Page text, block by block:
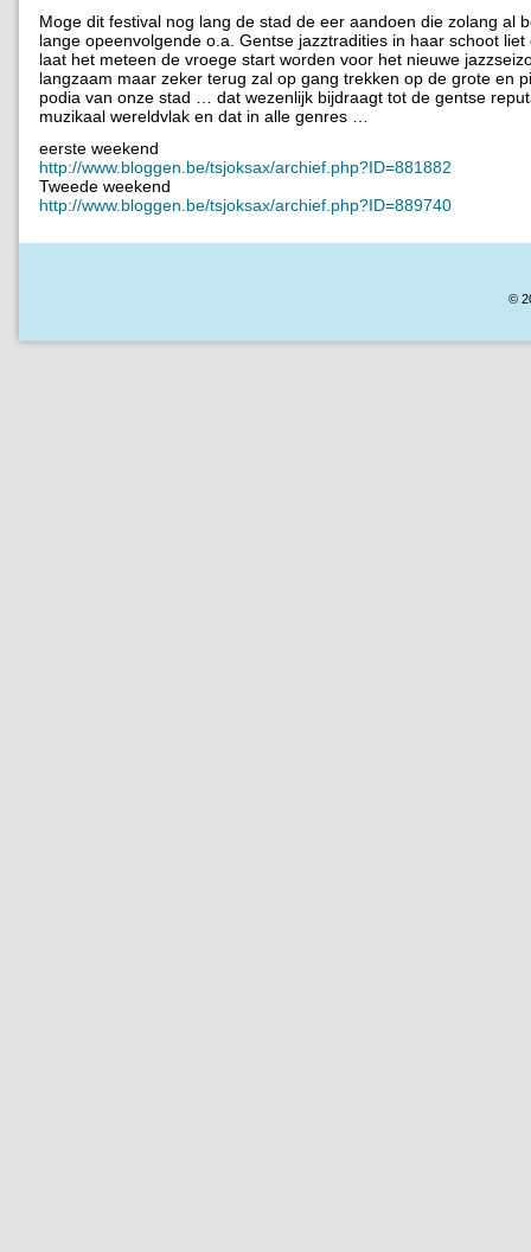
Moge dit festival nog lang de stad de eer aandoen die zolang al
lange opeenvolgende o.a. Gentse jazztradities in haar schoot
laat het meteen de vroege start worden voor het nieuwe
langzaam maar zeker terug zal op gang trekken op de grote en
podia van onze stad … dat wezenlijk bijdraagt tot de gentse
muzikaal wereldvlak en dat in alle genres …
eerste weekend
http://www.bloggen.be/tsjoksax/archief.php?ID=881882
Tweede weekend
http://www.bloggen.be/tsjoksax/archief.php?ID=889740
©